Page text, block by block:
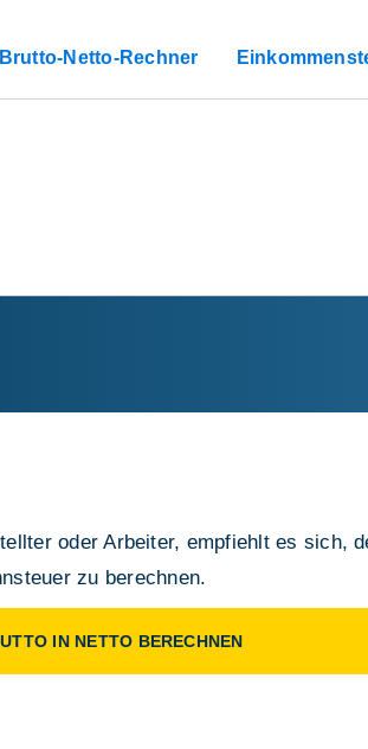
Brutto-Netto-Rechner
oder Arbeiter, empfiehlt es sich,
zu berechnen.
IN NETTO BERECHNEN